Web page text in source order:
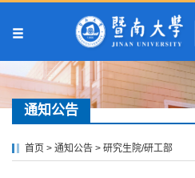
通知公告
首页 > 通知公告 > 研究生院/研工部